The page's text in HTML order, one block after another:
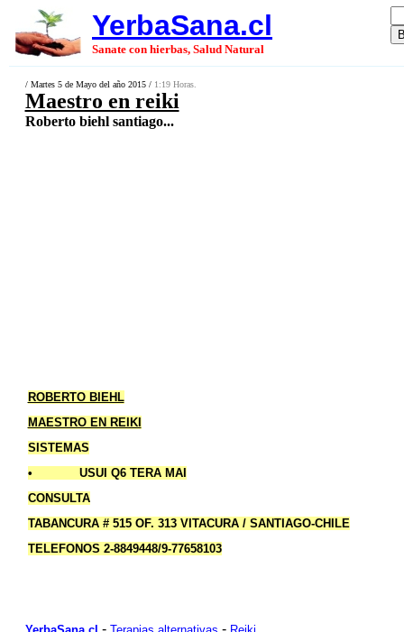
YerbaSana.cl
Sanate con hierbas, Salud Natural
/ Martes 5 de Mayo del año 2015 / 1:19 Horas.
Maestro en reiki
Roberto biehl santiago...
ROBERTO BIEHL
MAESTRO EN REIKI
SISTEMAS
• USUI Q6 TERA MAI
CONSULTA
TABANCURA # 515 OF. 313 VITACURA / SANTIAGO-CHILE
TELEFONOS 2-8849448/9-77658103
- -